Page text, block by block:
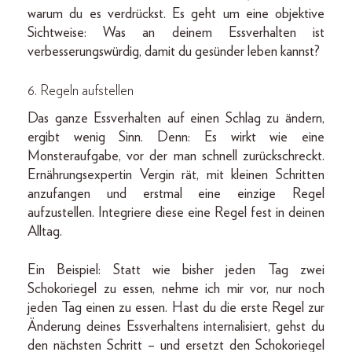
warum du es verdrückst. Es geht um eine objektive
Sichtweise: Was an deinem Essverhalten ist
verbesserungswürdig, damit du gesünder leben kannst?
6. Regeln aufstellen
Das ganze Essverhalten auf einen Schlag zu ändern,
ergibt wenig Sinn. Denn: Es wirkt wie eine
Monsteraufgabe, vor der man schnell zurückschreckt.
Ernährungsexpertin Vergin rät, mit kleinen Schritten
anzufangen und erstmal eine einzige Regel
aufzustellen. Integriere diese eine Regel fest in deinen
Alltag.
Ein Beispiel: Statt wie bisher jeden Tag zwei
Schokoriegel zu essen, nehme ich mir vor, nur noch
jeden Tag einen zu essen. Hast du die erste Regel zur
Änderung deines Essverhaltens internalisiert, gehst du
den nächsten Schritt – und ersetzt den Schokoriegel